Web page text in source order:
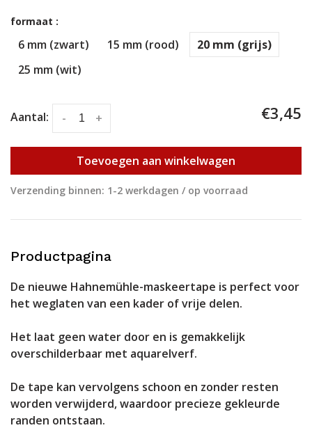
formaat :
6 mm (zwart) 15 mm (rood)
20 mm (grijs)
25 mm (wit)
Aantal: +
- €3,45
Toevoegen aan winkelwagen
Verzending binnen: 1-2 werkdagen / op voorraad
Productpagina
De nieuwe Hahnemühle-maskeertape is perfect voor
het weglaten van een kader of vrije delen.
Het laat geen water door en is gemakkelijk
overschilderbaar met aquarelverf.
De tape kan vervolgens schoon en zonder resten
worden verwijderd, waardoor precieze gekleurde
randen ontstaan.